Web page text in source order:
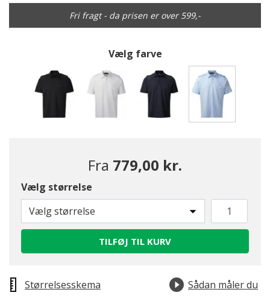
Fri fragt - da prisen er over 599,-
Vælg farve
Fra 779,00 kr.
Vælg størrelse
Vælg størrelse
TILFØJ TIL KURV
Størrelsesskema
Sådan måler du